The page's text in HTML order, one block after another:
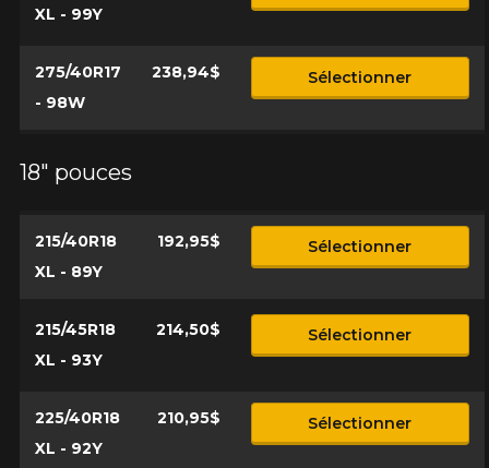
XL - 99Y
275/40R17
- 98W
238,94$ Sélectionner
18" pouces
215/40R18
XL - 89Y
192,95$ Sélectionner
215/45R18
XL - 93Y
214,50$ Sélectionner
225/40R18
XL - 92Y
210,95$ Sélectionner